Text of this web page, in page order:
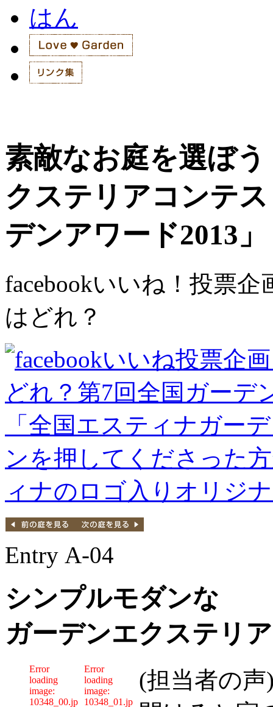
素敵なお庭を選ぼ
クステリアコンテ
デンアワード2013」
facebookいいね！投票
はどれ？
Entry A-04
シンプルモダンな
ガーデンエクステリア
Error
loading
image:
10348_00.jpg
Error
loading
image:
10348_01.jpg
(担当者の